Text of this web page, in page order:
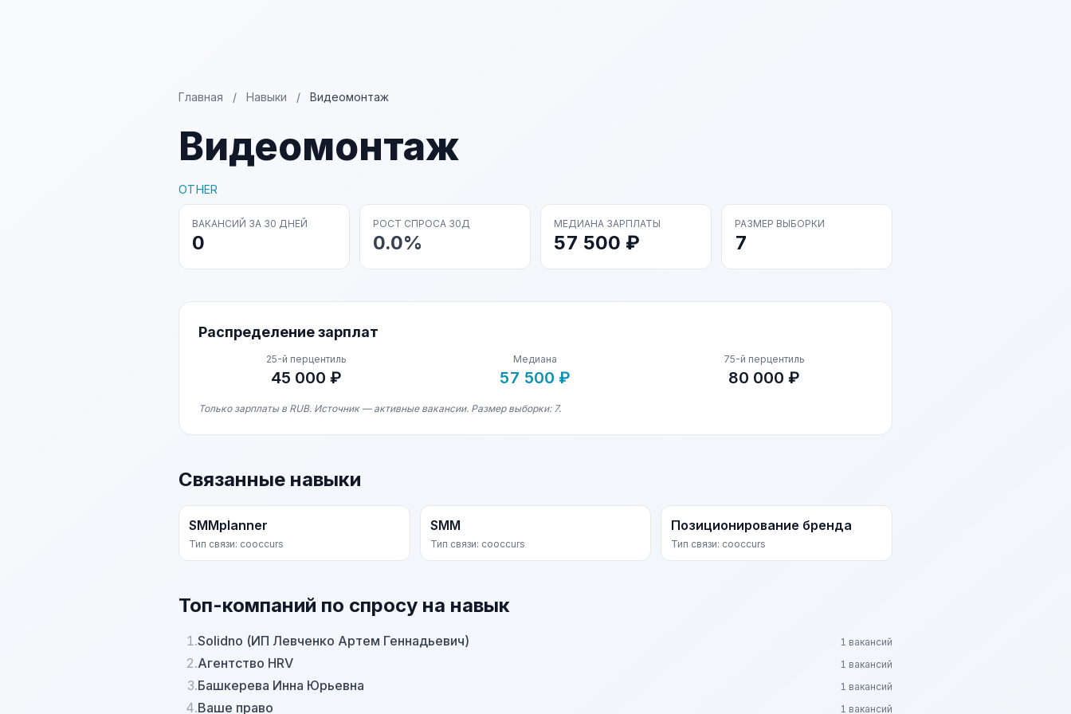
Главная / Навыки / Видеомонтаж
Видеомонтаж
OTHER
ВАКАНСИЙ ЗА 30 ДНЕЙ
0
РОСТ СПРОСА 30Д
0.0%
МЕДИАНА ЗАРПЛАТЫ
57 500 ₽
РАЗМЕР ВЫБОРКИ
7
Распределение зарплат
25-й перцентиль
45 000 ₽
Медиана
57 500 ₽
75-й перцентиль
80 000 ₽
Только зарплаты в RUB. Источник — активные вакансии. Размер выборки: 7.
Связанные навыки
SMMplanner
Тип связи: cooccurs
SMM
Тип связи: cooccurs
Позиционирование бренда
Тип связи: cooccurs
Топ-компаний по спросу на навык
1.Solidno (ИП Левченко Артем Геннадьевич) 1 вакансий
2.Агентство HRV 1 вакансий
3.Башкерева Инна Юрьевна 1 вакансий
4.Ваше право 1 вакансий